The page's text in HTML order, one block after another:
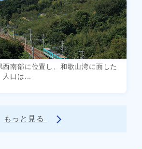
西南部に位置し、和歌山湾に面した
人口は...
もっと見る arrow_forward_ios